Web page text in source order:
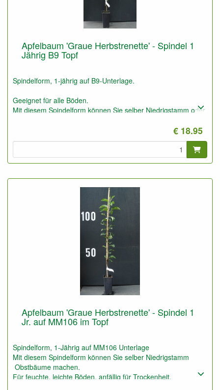
Apfelbaum 'Graue Herbstrenette' - Spindel 1
Jährig B9 Topf
Spindelform, 1-jährig auf B9-Unterlage.
Geeignet für alle Böden.
Mit diesem Spindelform können Sie selber Niedrigstamm oder
Auch für niedrige Spalierobstbäume (1,5 bis 2,5 m) und
Obsthecken geeignet.
Diese Unterlage ist sehr frosthart, aber besser auf weniger
guten Böden und etwas trockener im Vergleich zu M9 und
Bringt schnell Früchte.
€ 18.95
Apfelbaum 'Graue Herbstrenette' - Spindel 1
Jr. auf MM106 im Topf
Spindelform, 1-Jährig auf MM106 Unterlage
Mit diesem Spindelform können Sie selber Niedrigstamm
Obstbäume machen.
Für feuchte, leichte Böden, anfällig für Trockenheit.